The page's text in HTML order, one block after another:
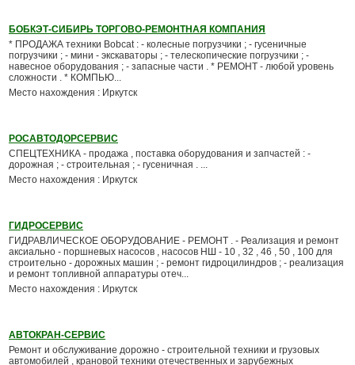
БОБКЭТ-СИБИРЬ ТОРГОВО-РЕМОНТНАЯ КОМПАНИЯ
* ПРОДАЖА техники Bobcat : - колесные погрузчики ; - гусеничные
погрузчики ; - мини - экскаваторы ; - телескопические погрузчики ; -
навесное оборудования ; - запасные части . * РЕМОНТ - любой уровень
сложности . * КОМПЬЮ...
Место нахождения : Иркутск
РОСАВТОДОРСЕРВИС
СПЕЦТЕХНИКА - продажа , поставка оборудования и запчастей : -
дорожная ; - строительная ; - гусеничная . ...
Место нахождения : Иркутск
ГИДРОСЕРВИС
ГИДРАВЛИЧЕСКОЕ ОБОРУДОВАНИЕ - РЕМОНТ . - Реализация и ремонт
аксиально - поршневых насосов , насосов НШ - 10 , 32 , 46 , 50 , 100 для
строительно - дорожных машин ; - ремонт гидроцилиндров ; - реализация
и ремонт топливной аппаратуры отеч...
Место нахождения : Иркутск
АВТОКРАН-СЕРВИС
Ремонт и обслуживание дорожно - строительной техники и грузовых
автомобилей , крановой техники отечественных и зарубежных